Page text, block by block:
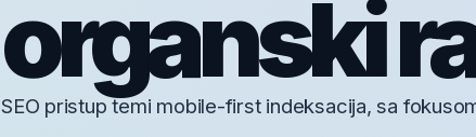
organski
SEO pristup temi mobile-first indeksacija, sa